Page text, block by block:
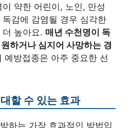
약한 어린이, 노인, 만성
감에 감염될 경우 심각한
높아요. 매년 수천명이 독
하거나 심지어 사망하는 경
예방접종은 아주 중요한 선
할 수 있는 효과
하는 가장 효과적인 방법입